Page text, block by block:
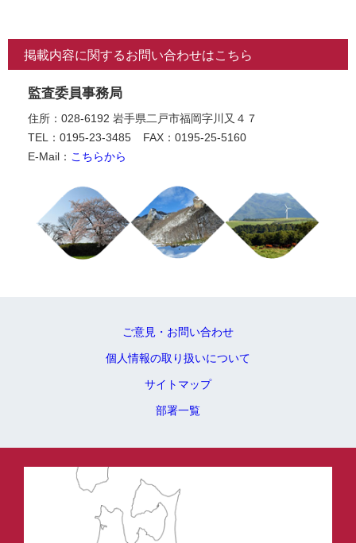
掲載内容に関するお問い合わせはこちら
監査委員事務局
住所：028-6192 岩手県二戸市福岡字川又４７
TEL：0195-23-3485
FAX：0195-25-5160
E-Mail： こちらから
ご意見・お問い合わせ
個人情報の取り扱いについて
サイトマップ
部署一覧